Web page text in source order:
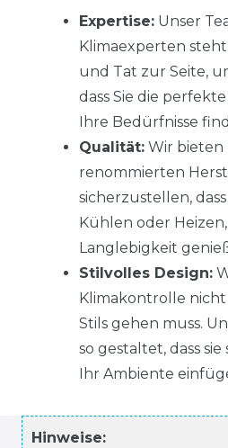
Expertise: Unser
Klimaexperten
und Tat zur Seite,
dass Sie die
Ihre Bedürfnisse
Qualität: Wir
renommierten
sicherzustellen,
Kühlen oder
Langlebigkeit
Stilvolles Design:
Klimakontrolle
Stils gehen muss.
so gestaltet, dass
Ihr Ambiente
Hinweise: